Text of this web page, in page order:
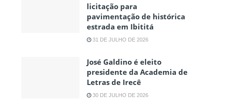
licitação para
pavimentação de histórica
estrada em Ibititá
31 DE JULHO DE 2026
José Galdino é eleito
presidente da Academia de
Letras de Irecê
30 DE JULHO DE 2026